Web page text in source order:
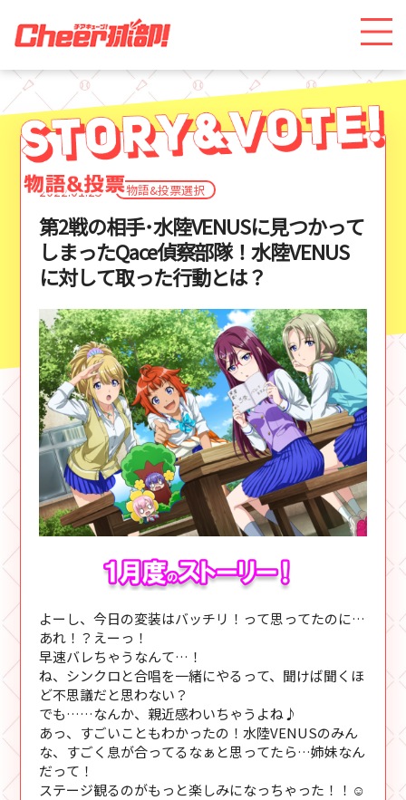
2022.01.25 物語&投票選択
第2戦の相手･水陸VENUSに見つかって
しまったQace偵察部隊！水陸VENUS
に対して取った行動とは？
よーし、今日の変装はバッチリ！って思ってたのに…
あれ！？えーっ！
早速バレちゃうなんて…！
ね、シンクロと合唱を一緒にやるって、聞けば聞くほ
ど不思議だと思わない？
でも……なんか、親近感わいちゃうよね♪
あっ、すごいこともわかったの！水陸VENUSのみん
な、すごく息が合ってるなぁと思ってたら…姉妹なん
だって！
ステージ観るのがもっと楽しみになっちゃった！！☺